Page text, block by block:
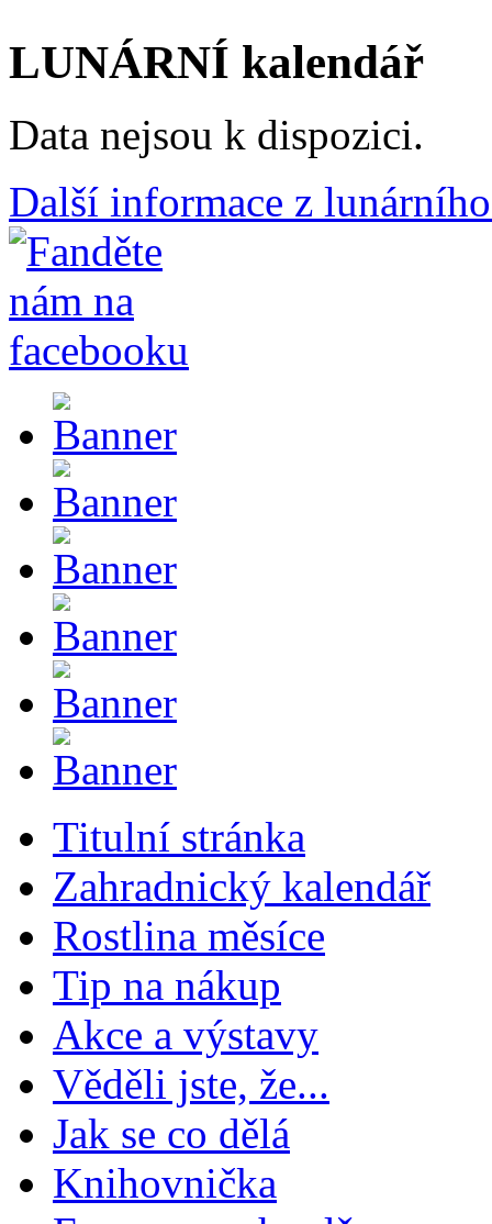
LUNÁRNÍ kalendář
Data nejsou k dispozici.
Další informace z
Titulní stránka
Zahradnický kalendář
Rostlina měsíce
Tip na nákup
Akce a výstavy
Věděli jste, že...
Jak se co dělá
Knihovnička